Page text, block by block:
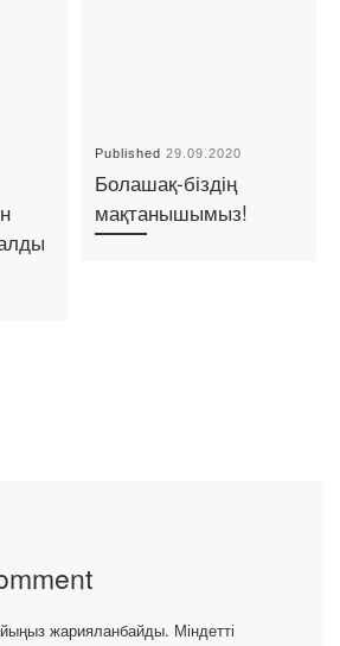
Published29.09.2020
Болашақ-біздің
мақтанышымыз!
жарияланбайды. Міндетті